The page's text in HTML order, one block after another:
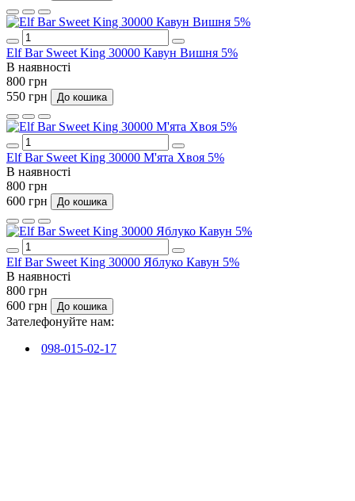
Elf Bar Sweet King 30000 Кавун Вишня 5%
В наявності
800 грн
550 грн
До кошика
Elf Bar Sweet King 30000 М'ята Хвоя 5%
В наявності
800 грн
600 грн
До кошика
Elf Bar Sweet King 30000 Яблуко Кавун 5%
В наявності
800 грн
600 грн
До кошика
Зателефонуйте нам:
098-015-02-17